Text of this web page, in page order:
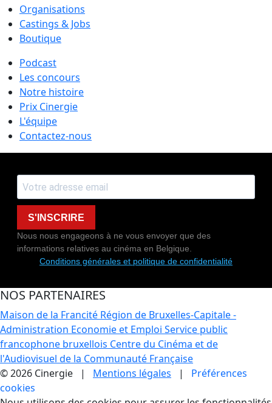
Organisations
Castings & Jobs
Boutique
Podcast
Les concours
Notre histoire
Prix Cinergie
L'équipe
Contactez-nous
S'INSCRIRE
Nous nous engageons à ne vous envoyer que des
informations relatives au cinéma en Belgique.
Conditions générales et politique de confidentialité
NOS PARTENAIRES
Maison de la Francité Région de Bruxelles-Capitale -
Administration Economie et Emploi Service public
francophone bruxellois Centre du Cinéma et de
l'Audiovisuel de la Communauté Française
© 2026 Cinergie | Mentions légales | Préférences
cookies